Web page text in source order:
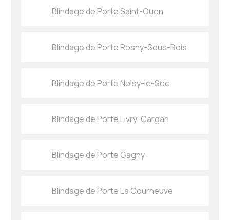
Blindage de Porte Saint-Ouen
Blindage de Porte Rosny-Sous-Bois
Blindage de Porte Noisy-le-Sec
Blindage de Porte Livry-Gargan
Blindage de Porte Gagny
Blindage de Porte La Courneuve